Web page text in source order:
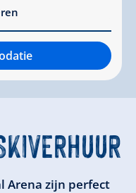
Arena zijn perfect